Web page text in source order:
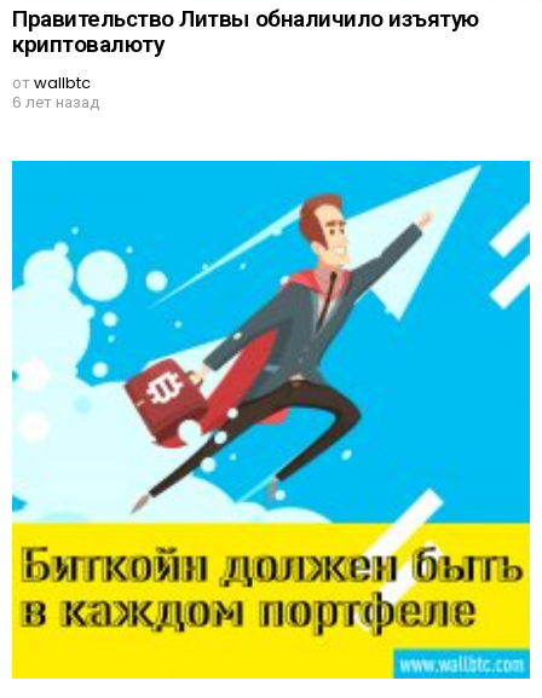
Правительство Литвы обналичило изъятую
криптовалюту
отwallbtc
6 лет назад